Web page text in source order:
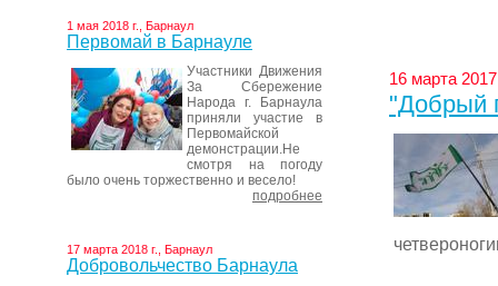
1 мая 2018 г., Барнаул
Первомай в Барнауле
Участники Движения
За Сбережение
Народа г. Барнаула
приняли участие в
Первомайской
демонстрации.Не
смотря на погоду
было очень торжественно и весело!
подробнее
17 марта 2018 г., Барнаул
Добровольчество Барнаула
16 марта
"Добрый